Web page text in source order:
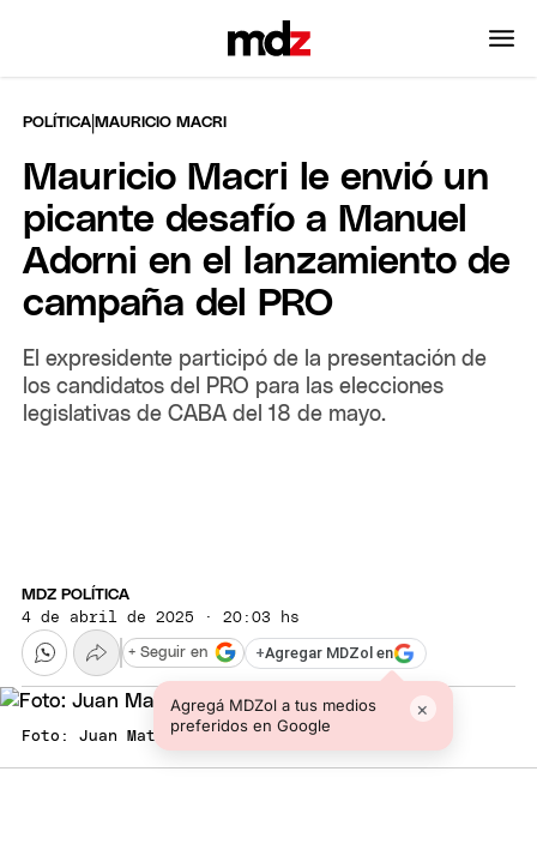
POLÍTICA |MAURICIO MACRI
Mauricio Macri le envió un
picante desafío a Manuel
Adorni en el lanzamiento de
campaña del PRO
El expresidente participó de la presentación de
los candidatos del PRO para las elecciones
legislativas de CABA del 18 de mayo.
MDZ POLÍTICA
4 de abril de 2025 · 20:03 hs
+Agregar MDZol en
Agregá MDZol a tus medios
preferidos en Google
×
+ Seguir en
Foto: Juan Mateo Aberastain/MDZ